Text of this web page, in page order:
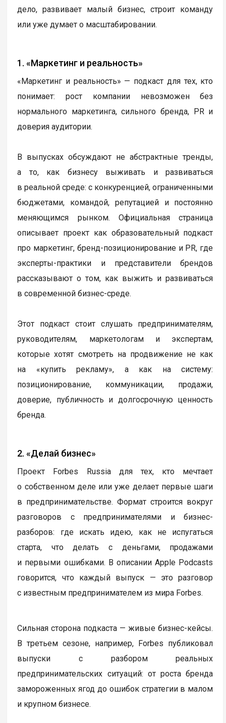
дело, развивает малый бизнес, строит команду
или уже думает о масштабировании.
1. «Маркетинг и реальность»
«Маркетинг и реальность» — подкаст для тех, кто
понимает: рост компании невозможен без
нормального маркетинга, сильного бренда, PR и
доверия аудитории.
В выпусках обсуждают не абстрактные тренды,
а то, как бизнесу выживать и развиваться
в реальной среде: с конкуренцией, ограниченными
бюджетами, командой, репутацией и постоянно
меняющимся рынком. Официальная страница
описывает проект как образовательный подкаст
про маркетинг, бренд-позиционирование и PR, где
эксперты-практики и представители брендов
рассказывают о том, как выжить и развиваться
в современной бизнес-среде.
Этот подкаст стоит слушать предпринимателям,
руководителям, маркетологам и экспертам,
которые хотят смотреть на продвижение не как
на «купить рекламу», а как на систему:
позиционирование, коммуникации, продажи,
доверие, публичность и долгосрочную ценность
бренда.
2. «Делай бизнес»
Проект Forbes Russia для тех, кто мечтает
о собственном деле или уже делает первые шаги
в предпринимательстве. Формат строится вокруг
разговоров с предпринимателями и бизнес-
разборов: где искать идею, как не испугаться
старта, что делать с деньгами, продажами
и первыми ошибками. В описании Apple Podcasts
говорится, что каждый выпуск — это разговор
с известным предпринимателем из мира Forbes.
Сильная сторона подкаста — живые бизнес-кейсы.
В третьем сезоне, например, Forbes публиковал
выпуски с разбором реальных
предпринимательских ситуаций: от роста бренда
замороженных ягод до ошибок стратегии в малом
и крупном бизнесе.